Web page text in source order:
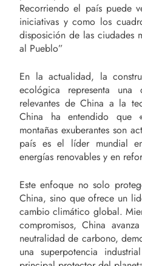
Recorriendo el país puede
iniciativas y como los
disposición de las ciudades
al Pueblo”
En la actualidad, la
ecológica representa una
relevantes de China a la
China ha entendido que
montañas exuberantes son
país es el líder mundial
energías renovables y en
Este enfoque no solo
China, sino que ofrece un
cambio climático global.
compromisos, China
neutralidad de carbono,
una superpotencia